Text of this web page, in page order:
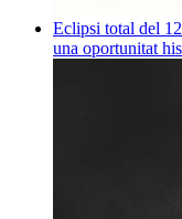
Eclipsi total del
una oportunitat